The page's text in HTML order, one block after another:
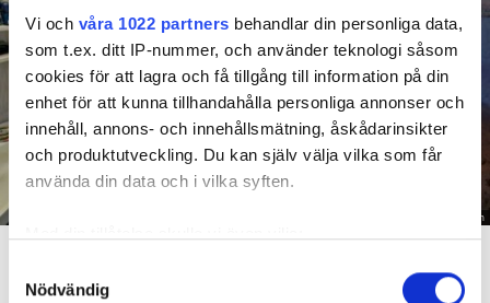
Vi och våra 1022 partners behandlar din personliga data,
som t.ex. ditt IP-nummer, och använder teknologi såsom
cookies för att lagra och få tillgång till information på din
enhet för att kunna tillhandahålla personliga annonser och
innehåll, annons- och innehållsmätning, åskådarinsikter
och produktutveckling. Du kan själv välja vilka som får
använda din data och i vilka syften.
som kan ha en noggrannhet på upp till flera meter
Nödvändig
Foto: Hyresnämnden
En inspektion visade att vatten under en längre tid läckt in genom sprickor i väggen (de